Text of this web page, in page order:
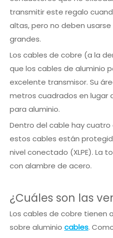
transmitir este regalo
altas, pero no deben
grandes.
Los cables de cobre (a la
que los cables de aluminio
excelente transmisor. Su
metros cuadrados en lugar
para aluminio.
Dentro del cable hay
estos cables están
nivel conectado (XLPE). La
con alambre de acero.
¿Cuáles son las
Los cables de cobre tienen
sobre aluminio cables.